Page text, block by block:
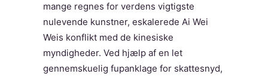
mange regnes for verdens vigtigste
nulevende kunstner, eskalerede Ai Wei
Weis konflikt med de kinesiske
myndigheder. Ved hjælp af en let
gennemskuelig fupanklage for skattesnyd,